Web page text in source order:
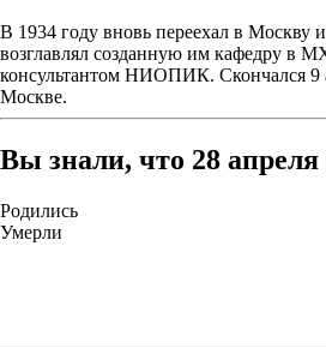
В 1934 году вновь переехал в Москву
возглавлял созданную им кафедру в
консультантом НИОПИК. Скончался 9
Москве.
Вы знали, что 28 апреля
Родились
Умерли